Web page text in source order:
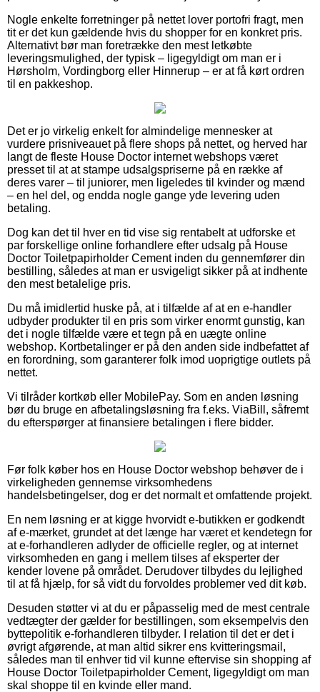
Nogle enkelte forretninger på nettet lover portofri fragt, men
tit er det kun gældende hvis du shopper for en konkret pris.
Alternativt bør man foretrække den mest letkøbte
leveringsmulighed, der typisk – ligegyldigt om man er i
Hørsholm, Vordingborg eller Hinnerup – er at få kørt ordren
til en pakkeshop.
Det er jo virkelig enkelt for almindelige mennesker at
vurdere prisniveauet på flere shops på nettet, og herved har
langt de fleste House Doctor internet webshops været
presset til at at stampe udsalgspriserne på en række af
deres varer – til juniorer, men ligeledes til kvinder og mænd
– en hel del, og endda nogle gange yde levering uden
betaling.
Dog kan det til hver en tid vise sig rentabelt at udforske et
par forskellige online forhandlere efter udsalg på House
Doctor Toiletpapirholder Cement inden du gennemfører din
bestilling, således at man er usvigeligt sikker på at indhente
den mest betalelige pris.
Du må imidlertid huske på, at i tilfælde af at en e-handler
udbyder produkter til en pris som virker enormt gunstig, kan
det i nogle tilfælde være et tegn på en uægte online
webshop. Kortbetalinger er på den anden side indbefattet af
en forordning, som garanterer folk imod uoprigtige outlets på
nettet.
Vi tilråder kortkøb eller MobilePay. Som en anden løsning
bør du bruge en afbetalingsløsning fra f.eks. ViaBill, såfremt
du efterspørger at finansiere betalingen i flere bidder.
Før folk køber hos en House Doctor webshop behøver de i
virkeligheden gennemse virksomhedens
handelsbetingelser, dog er det normalt et omfattende projekt.
En nem løsning er at kigge hvorvidt e-butikken er godkendt
af e-mærket, grundet at det længe har været et kendetegn for
at e-forhandleren adlyder de officielle regler, og at internet
virksomheden en gang i mellem tilses af eksperter der
kender lovene på området. Derudover tilbydes du lejlighed
til at få hjælp, for så vidt du forvoldes problemer ved dit køb.
Desuden støtter vi at du er påpasselig med de mest centrale
vedtægter der gælder for bestillingen, som eksempelvis den
byttepolitik e-forhandleren tilbyder. I relation til det er det i
øvrigt afgørende, at man altid sikrer ens kvitteringsmail,
således man til enhver tid vil kunne eftervise sin shopping af
House Doctor Toiletpapirholder Cement, ligegyldigt om man
skal shoppe til en kvinde eller mand.